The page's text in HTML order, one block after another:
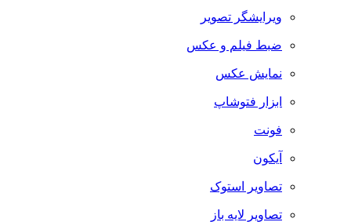
ویرایشگر تصویر
ضبط فيلم و عكس
نمایش عکس
ابزار فتوشاپ
فونت
آیکون
تصاویر استوک
تصاویر لایه باز